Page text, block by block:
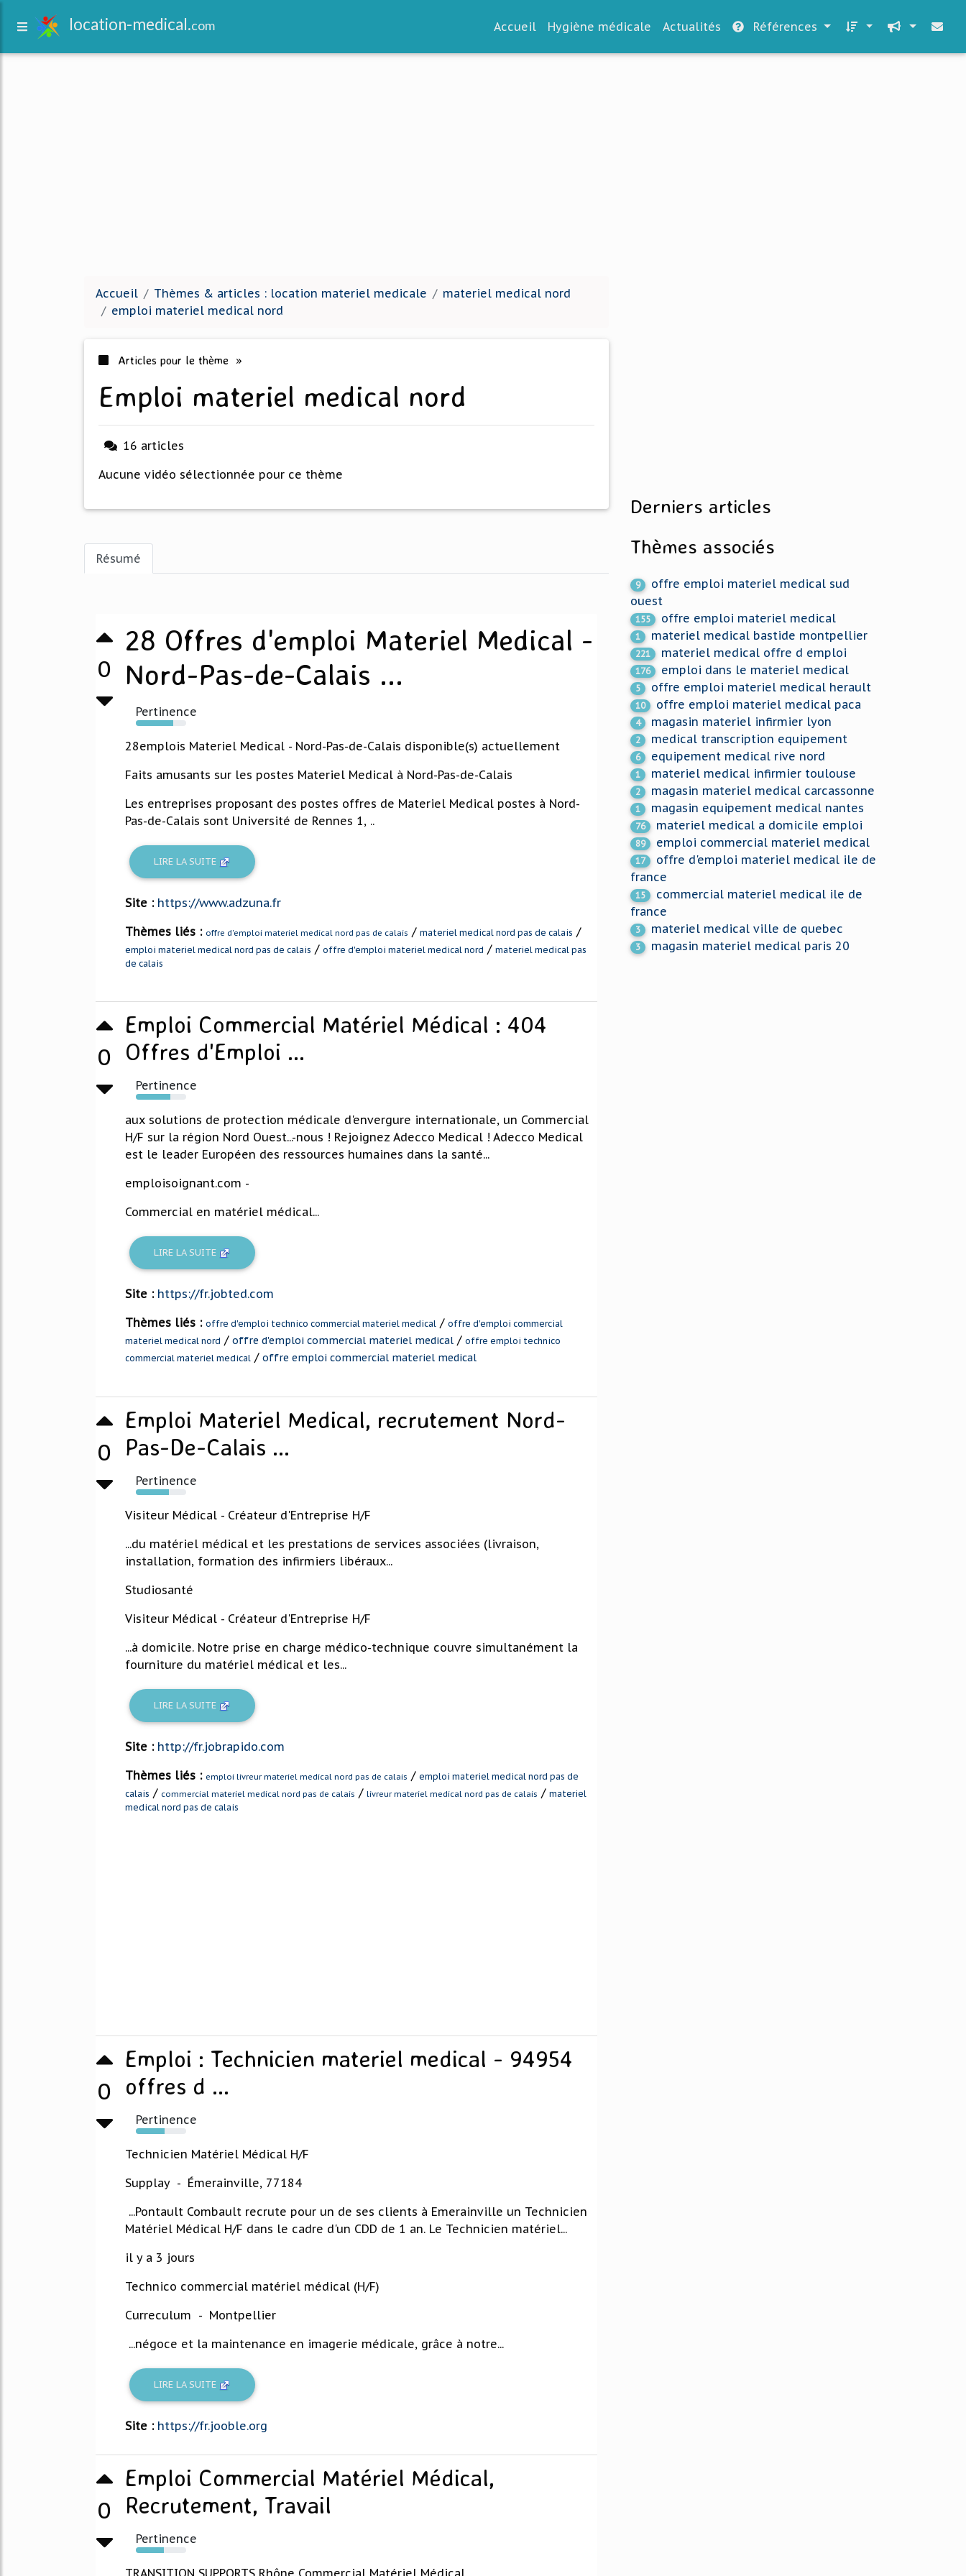
location-medical.com Accueil Hygiène médicale Actualités Références
Accueil Thèmes & articles : location materiel medicale
materiel medical nord
emploi materiel medical nord
Articles pour le thème »
emploi materiel medical nord
16 articles
Aucune vidéo sélectionnée pour ce thème
Résumé
0
28 Offres d'emploi Materiel Medical -
Nord-Pas-de-Calais ...
Pertinence
74%
28emplois Materiel Medical - Nord-Pas-de-Calais disponible(s) actuellement
Faits amusants sur les postes Materiel Medical à Nord-Pas-de-Calais
Les entreprises proposant des postes offres de Materiel Medical postes à Nord-
Pas-de-Calais sont Université de Rennes 1, ..
LIRE LA SUITE
Site : https://www.adzuna.fr
Thèmes liés : offre d'emploi materiel medical nord pas de calais / materiel medical nord pas de calais /
emploi materiel medical nord pas de calais / offre d'emploi materiel medical nord / materiel medical pas
de calais
0
Emploi Commercial Matériel Médical : 404
Offres d'Emploi ...
Pertinence
69%
aux solutions de protection médicale d'envergure internationale, un Commercial
H/F sur la région Nord Ouest...-nous ! Rejoignez Adecco Medical ! Adecco Medical
est le leader Européen des ressources humaines dans la santé...
emploisoignant.com -
Commercial en matériel médical...
LIRE LA SUITE
Site : https://fr.jobted.com
Thèmes liés : offre d'emploi technico commercial materiel medical / offre d'emploi commercial
materiel medical nord / offre d'emploi commercial materiel medical / offre emploi technico
commercial materiel medical / offre emploi commercial materiel medical
0
Emploi Materiel Medical, recrutement Nord-
Pas-De-Calais ...
Pertinence
66%
Visiteur Médical - Créateur d'Entreprise H/F
...du matériel médical et les prestations de services associées (livraison,
installation, formation des infirmiers libéraux...
Studiosanté
Visiteur Médical - Créateur d'Entreprise H/F
...à domicile. Notre prise en charge médico-technique couvre simultanément la
fourniture du matériel médical et les...
LIRE LA SUITE
Site : http://fr.jobrapido.com
Thèmes liés : emploi livreur materiel medical nord pas de calais / emploi materiel medical nord pas de
calais / commercial materiel medical nord pas de calais / livreur materiel medical nord pas de calais / materiel
medical nord pas de calais
0
Emploi : Technicien materiel medical - 94954
offres d ...
Pertinence
57%
Technicien Matériel Médical H/F
Supplay - Émerainville, 77184
...Pontault Combault recrute pour un de ses clients à Emerainville un Technicien
Matériel Médical H/F dans le cadre d'un CDD de 1 an. Le Technicien matériel...
il y a 3 jours
Technico commercial matériel médical (H/F)
Curreculum - Montpellier
...négoce et la maintenance en imagerie médicale, grâce à notre...
LIRE LA SUITE
Site : https://fr.jooble.org
0
Emploi Commercial Matériel Médical,
Recrutement, Travail
Pertinence
56%
TRANSITION SUPPORTS Rhône Commercial Matériel Médical
Derniers articles
Thèmes associés
9
offre emploi materiel medical sud
ouest
155 offre emploi materiel medical
1 materiel medical bastide montpellier
221 materiel medical offre d emploi
176 emploi dans le materiel medical
5 offre emploi materiel medical herault
10 offre emploi materiel medical paca
4 magasin materiel infirmier lyon
2 medical transcription equipement
6 equipement medical rive nord
1 materiel medical infirmier toulouse
2 magasin materiel medical carcassonne
1 magasin equipement medical nantes
76 materiel medical a domicile emploi
89 emploi commercial materiel medical
17
offre d'emploi materiel medical ile de
france
15
commercial materiel medical ile de
france
3 materiel medical ville de quebec
3 magasin materiel medical paris 20